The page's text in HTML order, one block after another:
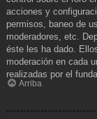
acciones y
permisos, baneo de
moderadores, etc.
éste les ha dado.
moderación en cada
realizadas por el
Arriba